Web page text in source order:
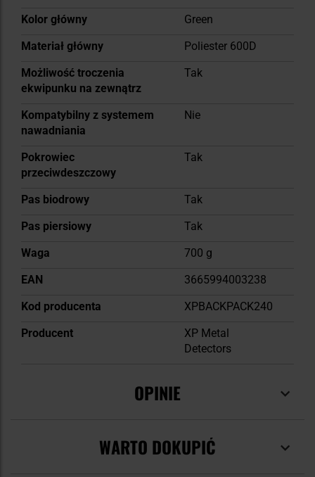
Kolor główny
Green
Materiał główny
Poliester 600D
Możliwość troczenia
ekwipunku na zewnątrz
Tak
Kompatybilny z systemem
nawadniania
Nie
Pokrowiec
przeciwdeszczowy
Tak
Pas biodrowy
Tak
Pas piersiowy
Tak
Waga
700 g
EAN
3665994003238
Kod producenta
XPBACKPACK240
Producent
XP Metal
Detectors
OPINIE
WARTO DOKUPIĆ